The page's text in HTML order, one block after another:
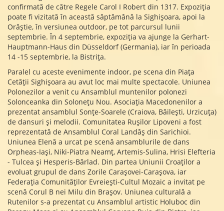
confirmată de către Regele Carol I Robert din 1317. Expoziția
poate fi vizitată în această săptămână la Sighișoara, apoi la
Orăștie, în versiunea outdoor, pe tot parcursul lunii
septembrie. În 4 septembrie, expoziția va ajunge la Gerhart-
Hauptmann-Haus din Düsseldorf (Germania), iar în perioada
14 -15 septembrie, la Bistrița.
Paralel cu aceste evenimente indoor, pe scena din Piața
Cetății Sighișoara au avut loc mai multe spectacole. Uniunea
Polonezilor a venit cu Ansamblul muntenilor polonezi
Solonceanka din Solonețu Nou. Asociația Macedonenilor a
prezentat ansamblul Sonțe-Soarele (Craiova, Băilești, Urzicuța)
de dansuri și melodii. Comunitatea Rușilor Lipoveni a fost
reprezentată de Ansamblul Coral Landâș din Sarichioi.
Uniunea Elenă a urcat pe scenă ansamblurile de dans
Orpheas-Iași, Niki-Piatra Neamț, Artemis-Sulina, Hrisi Elefteria
- Tulcea și Hesperis-Bârlad. Din partea Uniunii Croaților a
evoluat grupul de dans Zorile Carașovei-Carașova, iar
Federația Comunităților Evreiești-Cultul Mozaic a invitat pe
scenă Corul B nei Milu din Brașov. Uniunea culturală a
Rutenilor s-a prezentat cu Ansamblul artistic Holuboc din